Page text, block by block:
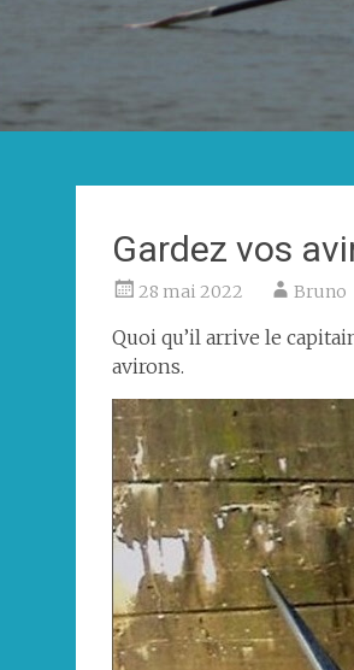
Gardez vos
28 mai 2022 Bruno
Quoi qu’il arrive le
avirons.